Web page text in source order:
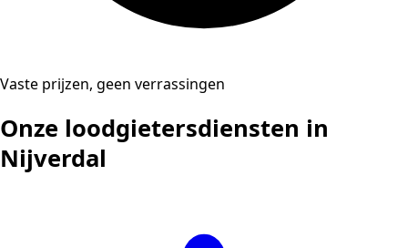
Vaste prijzen, geen verrassingen
Onze loodgietersdiensten in
Nijverdal